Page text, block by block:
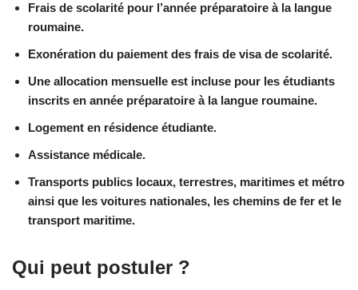
Frais de scolarité pour l’année préparatoire à la langue
roumaine.
Exonération du paiement des frais de visa de scolarité.
Une allocation mensuelle est incluse pour les étudiants
inscrits en année préparatoire à la langue roumaine.
Logement en résidence étudiante.
Assistance médicale.
Transports publics locaux, terrestres, maritimes et métro
ainsi que les voitures nationales, les chemins de fer et le
transport maritime.
Qui peut postuler ?